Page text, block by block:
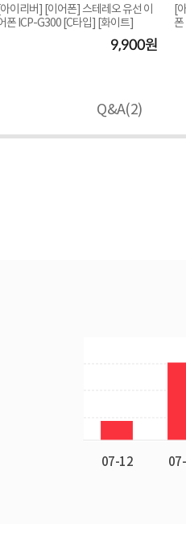
[아이리버] [이어폰] 스테레오 유선 이
어폰 ICP-G300 [C타입] [화이트]
9,900원
[
Q&A(2)